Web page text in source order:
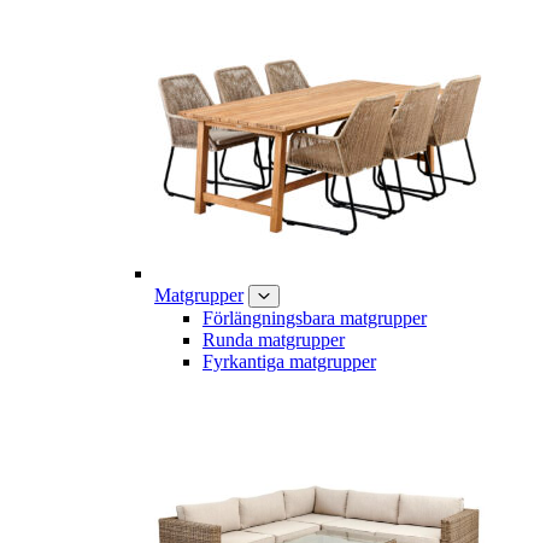
Matgrupper
Förlängningsbara matgrupper
Runda matgrupper
Fyrkantiga matgrupper